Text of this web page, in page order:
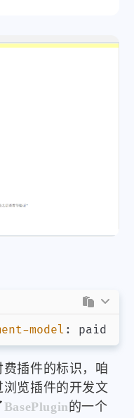
model: paid
插件的标识，咱
览插件的开发文
BasePlugin的一个